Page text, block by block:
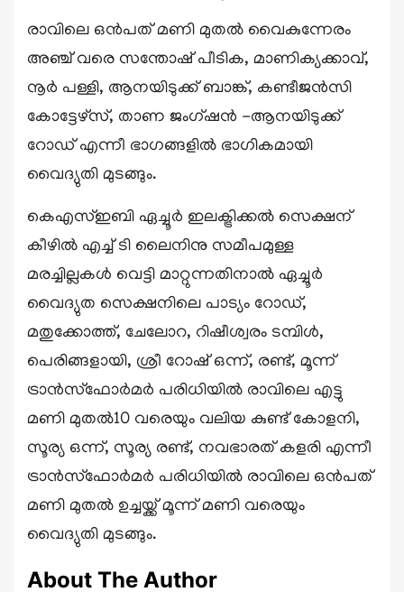
രാവിലെ ഒന്‍പത് മണി മുതല്‍ വൈകുന്നേരം
അഞ്ച് വരെ സന്തോഷ് പീടിക, മാണിക്യക്കാവ്,
നൂര്‍ പള്ളി, ആനയിടുക്ക് ബാങ്ക്, കണ്ടീജന്‍സി
കോട്ടേഴ്‌സ്, താണ ജംഗ്ഷന്‍ -ആനയിടുക്ക്
റോഡ് എന്നീ ഭാഗങ്ങളില്‍ ഭാഗികമായി
വൈദ്യുതി മുടങ്ങും.
കെഎസ്ഇബി ഏച്ചൂര്‍ ഇലക്ട്രിക്കല്‍ സെക്ഷന്
കീഴില്‍ എച്ച് ടി ലൈനിനു സമീപമുള്ള
മരച്ചില്ലകള്‍ വെട്ടി മാറ്റുന്നതിനാല്‍ ഏച്ചൂര്‍
വൈദ്യുത സെക്ഷനിലെ പാട്യം റോഡ്,
മതുക്കോത്ത്, ചേലോറ, റിഷീശ്വരം ടമ്പിള്‍,
പെരിങ്ങളായി, ശ്രീ റോഷ് ഒന്ന്, രണ്ട്, മൂന്ന്
ട്രാന്‍സ്‌ഫോര്‍മര്‍ പരിധിയില്‍ രാവിലെ എട്ടു
മണി മുതല്‍10 വരെയും വലിയ കുണ്ട് കോളനി,
സൂര്യ ഒന്ന്, സൂര്യ രണ്ട്, നവഭാരത് കളരി എന്നീ
ട്രാന്‍സ്‌ഫോര്‍മര്‍ പരിധിയില്‍ രാവിലെ ഒന്‍പത്
മണി മുതല്‍ ഉച്ചയ്ക്ക് മൂന്ന് മണി വരെയും
വൈദ്യുതി മുടങ്ങും.
About The Author